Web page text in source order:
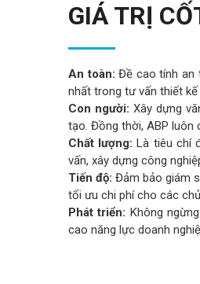
GIÁ TRỊ
An toàn: Đề cao tính an
nhất trong tư vấn thiết
Con người: Xây dựng
tạo. Đồng thời, ABP luôn
Chất lượng: Là tiêu chí
vấn, xây dựng công
Tiến độ: Đảm bảo giám
tối ưu chi phí cho các
Phát triển: Không
cao năng lực doanh